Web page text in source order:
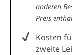
anderen
Preis
Kosten
zweite